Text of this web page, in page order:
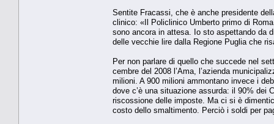
Sentite Fracassi, che è anche presidente
clinico: «Il Policlinico Umberto primo di
sono ancora in attesa. Io sto aspettando da
delle vecchie lire dalla Regione Puglia che
Per non parlare di quello che succede nel
cembre del 2008 l’Ama, l’azienda
milio­ni. A 900 milioni ammontano invece i
dove c’è una situazione assurda: il 90% dei
riscossione del­le imposte. Ma ci si è
costo dello smaltimen­to. Perciò i soldi per